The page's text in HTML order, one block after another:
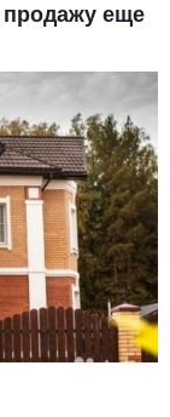
продажу еще